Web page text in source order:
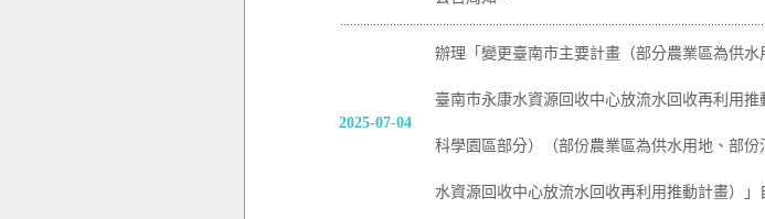
2025-07-04
辦理「變更臺南市主要計畫（部分農業區為供
臺南市永康水資源回收中心放流水回收再利用
科學園區部分）（部份農業區為供水用地、部
水資源回收中心放流水回收再利用推動計畫）